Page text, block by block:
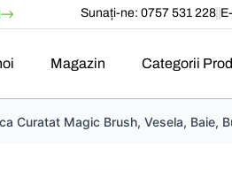
Sunați-ne: 0757 531 228
Magazin Categorii
Curatat Magic Brush, Vesela, Baie,